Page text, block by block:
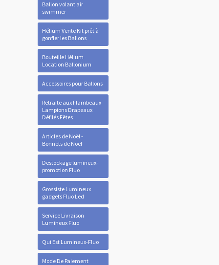
Ballon volant air
swimmer
Hélium Vente Kit prêt à
gonfler les Ballons
Bouteille Hélium
Location Ballonium
Accessoires pour Ballons
Retraite aux Flambeaux
Lampions Drapeaux
Défilés Fêtes
Articles de Noël -
Bonnets de Noel
Destockage lumineux-
promotion Fluo
Grossiste Lumineux
gadgets Fluo Led
Service Livraison
Lumineux Fluo
Qui Est Lumineux-Fluo
Mode De Paiement